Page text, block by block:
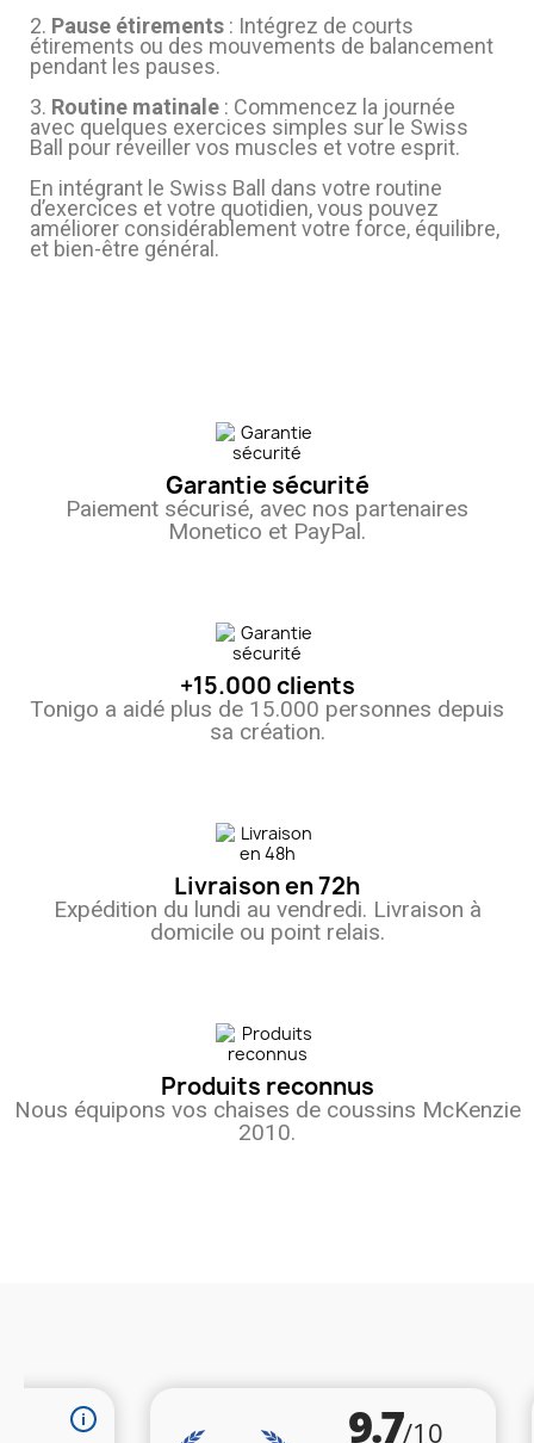
2. Pause étirements : Intégrez de courts
étirements ou des mouvements de balancement
pendant les pauses.
3. Routine matinale : Commencez la journée
avec quelques exercices simples sur le Swiss
Ball pour réveiller vos muscles et votre esprit.
En intégrant le Swiss Ball dans votre routine
d’exercices et votre quotidien, vous pouvez
améliorer considérablement votre force, équilibre,
et bien-être général.
Garantie sécurité
Paiement sécurisé, avec nos partenaires
Monetico et PayPal.
+15.000 clients
Tonigo a aidé plus de 15.000 personnes depuis
sa création.
Livraison en 72h
Expédition du lundi au vendredi. Livraison à
domicile ou point relais.
Produits reconnus
Nous équipons vos chaises de coussins McKenzie
2010.